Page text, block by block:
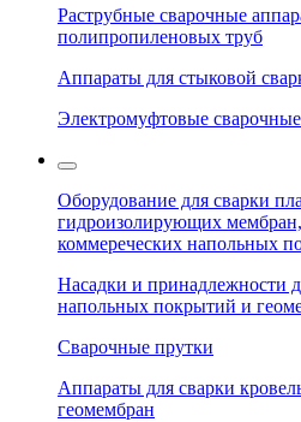
Раструбные сварочные
полипропиленовых труб
Аппараты для стыковой
Электромуфтовые
Оборудование для сварки
гидроизолирующих
коммереческих напольных
Насадки и принадлежности
напольных покрытий и
Сварочные прутки
Аппараты для сварки
геомембран